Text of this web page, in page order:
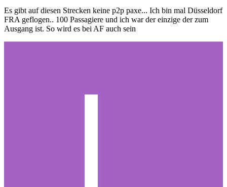
Es gibt auf diesen Strecken keine p2p paxe... Ich bin mal Düsseldorf
FRA geflogen.. 100 Passagiere und ich war der einzige der zum
Ausgang ist. So wird es bei AF auch sein